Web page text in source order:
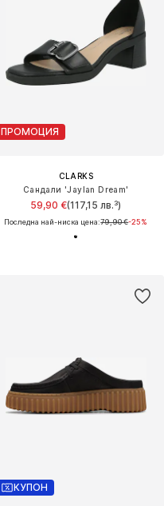
ПРОМОЦИЯ
CLARKS
Сандали 'Jaylan Dream'
59,90 €(117,15 лв.³)
Последна най-ниска цена:79,90 €-25%
КУПОН